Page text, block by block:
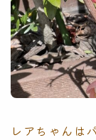
レアちゃんは